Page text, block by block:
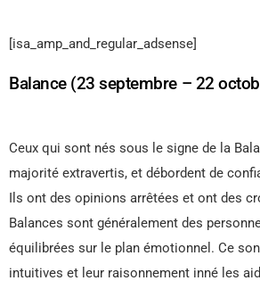
[isa_amp_and_regular_adsense]
Balance (23 septembre – 22
Ceux qui sont nés sous le signe de la
majorité extravertis, et débordent de
Ils ont des opinions arrêtées et ont des
Balances sont généralement des
équilibrées sur le plan émotionnel. Ce
intuitives et leur raisonnement inné les